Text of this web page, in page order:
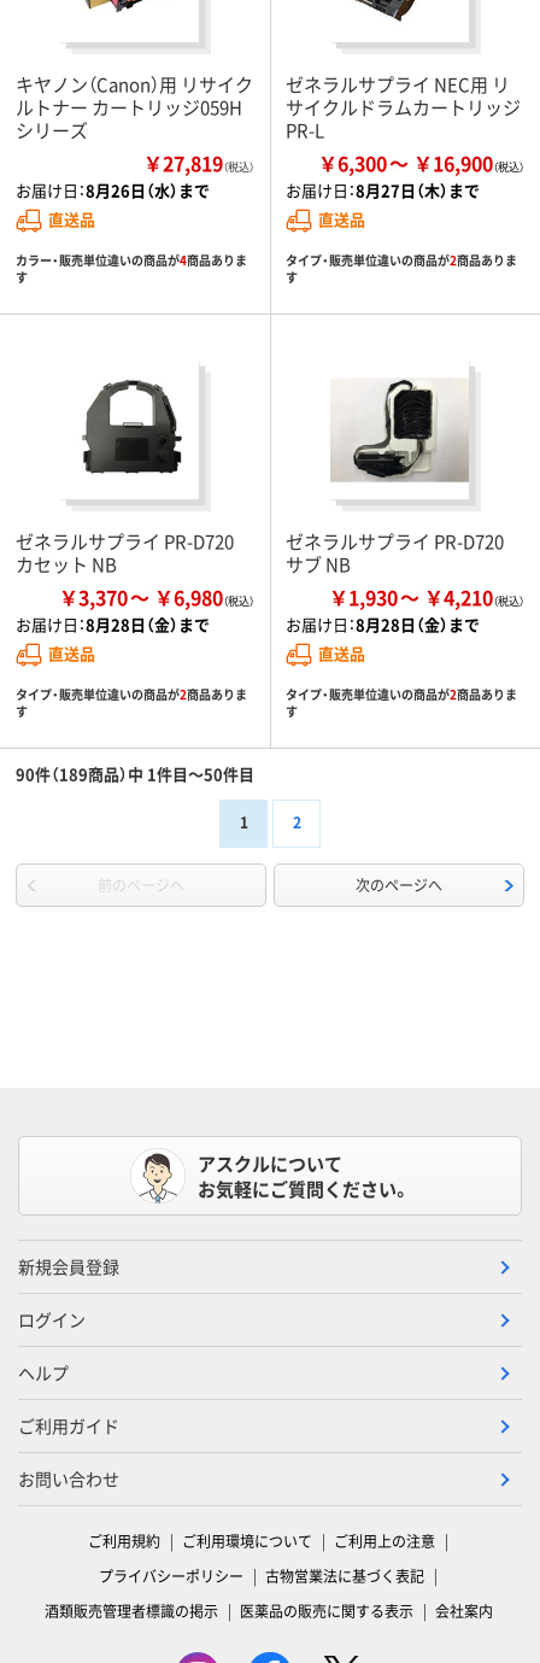
キヤノン（Canon）用 リサイク
ルトナー カートリッジ059H
シリーズ
￥27,819（税込）
お届け日：8月26日（水）まで
直送品
カラー・販売単位違いの商品が4商品ありま
す
ゼネラルサプライ NEC用 リ
サイクルドラムカートリッジ
PR-L
￥6,300 ￥16,900
お届け日：8月27日（木）まで
直送品
タイプ・販売単位違いの商品が2商品ありま
す
ゼネラルサプライ PR-D720
カセット NB
￥3,370 ￥6,980
お届け日：8月28日（金）まで
直送品
タイプ・販売単位違いの商品が2商品ありま
す
ゼネラルサプライ PR-D720
サブ NB
￥1,930 ￥4,210
お届け日：8月28日（金）まで
直送品
タイプ・販売単位違いの商品が2商品ありま
す
90件（189商品）中 1件目～50件目
1 2
前のページへ 次のページへ
アスクルについて
お気軽にご質問ください。
新規会員登録
ログイン
ヘルプ
ご利用ガイド
お問い合わせ
ご利用規約 ご利用環境について
ご利用上の注意
プライバシーポリシー
古物営業法に基づく表記
酒類販売管理者標識の掲示
医薬品の販売に関する表示 会社案内